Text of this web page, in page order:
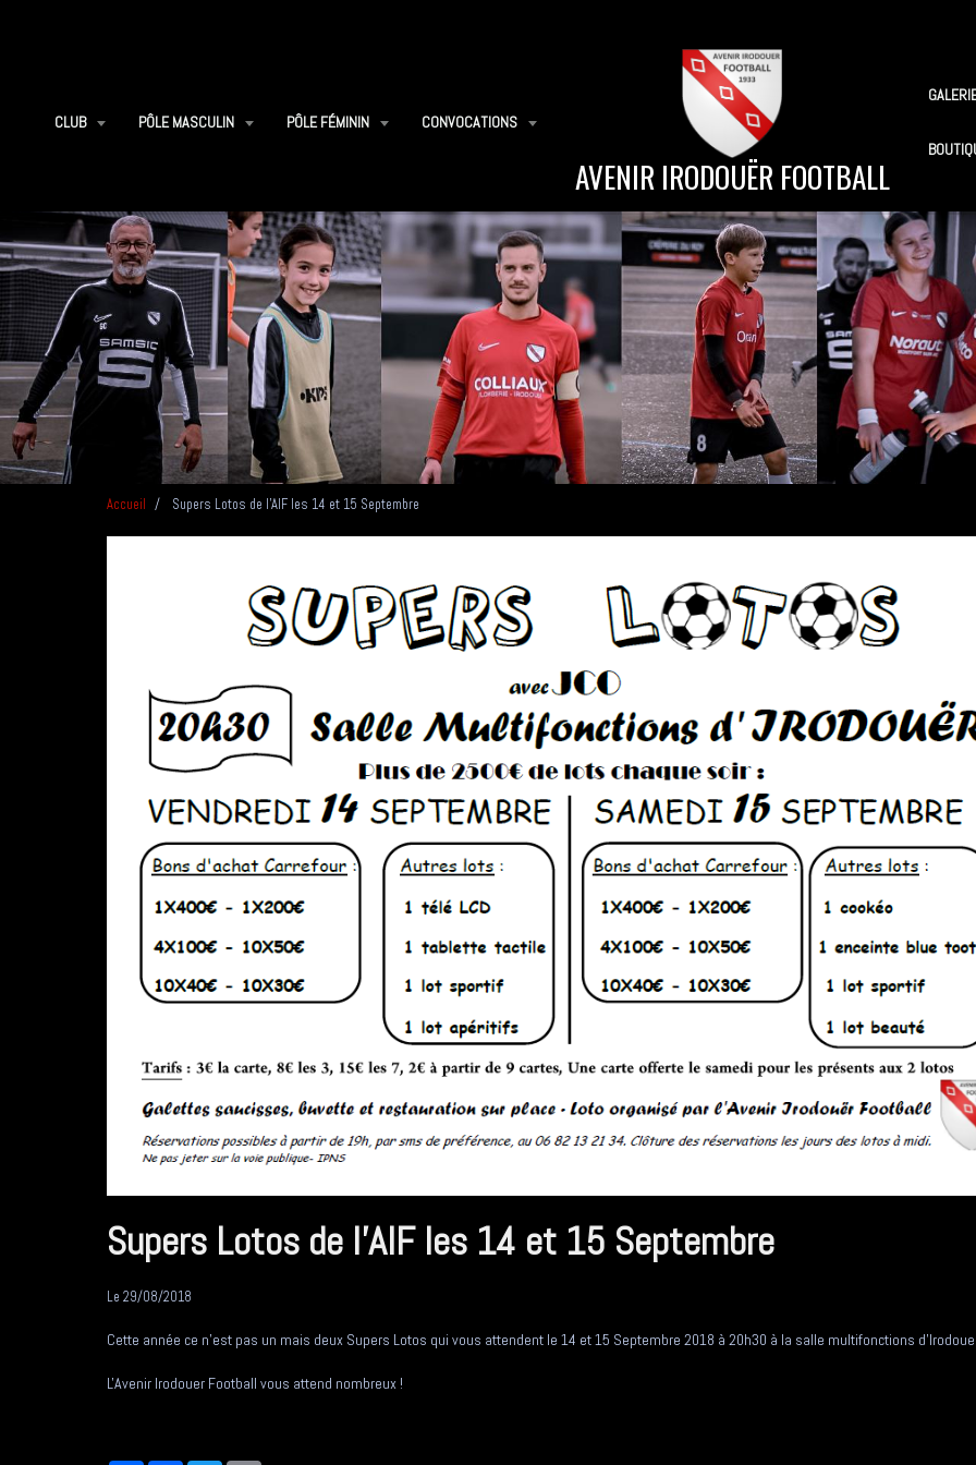
CLUB PÔLE MASCULIN PÔLE FÉMININ CONVOCATIONS
AVENIR IRODOUËR FOOTBALL
Accueil Supers Lotos de l'AIF les 14 et 15 Septembre
Supers Lotos de l'AIF les 14 et 15 Septembre
Le 29/08/2018
Cette année ce n'est pas un mais deux Supers Lotos qui vous attendent le 14 et 15 Septembre 2018 à 20h30 à la salle multifonctions
L'Avenir Irodouer Football vous attend nombreux !